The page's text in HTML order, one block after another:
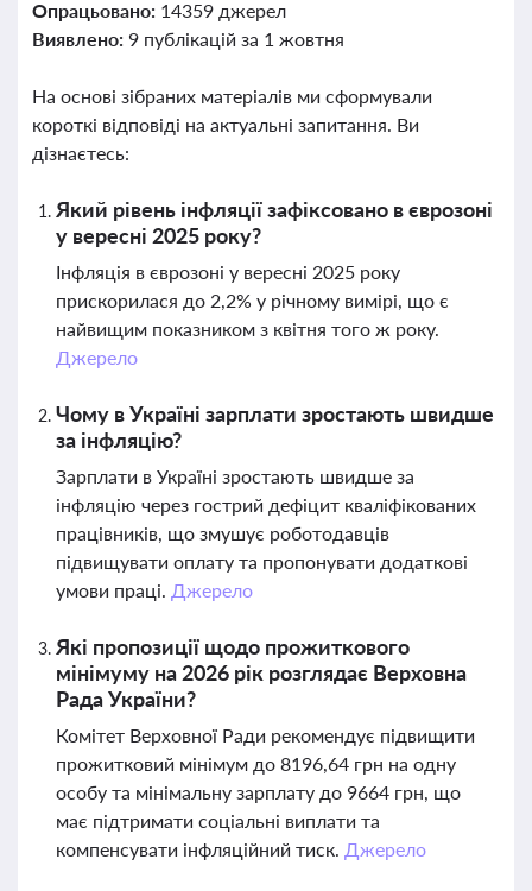
Опрацьовано: 14359 джерел
Виявлено: 9 публікацій за 1 жовтня
На основі зібраних матеріалів ми сформували
короткі відповіді на актуальні запитання. Ви
дізнаєтесь:
Який рівень інфляції зафіксовано в єврозоні
у вересні 2025 року?
Інфляція в єврозоні у вересні 2025 року
прискорилася до 2,2% у річному вимірі, що є
найвищим показником з квітня того ж року.
Джерело
Чому в Україні зарплати зростають швидше
за інфляцію?
Зарплати в Україні зростають швидше за
інфляцію через гострий дефіцит кваліфікованих
працівників, що змушує роботодавців
підвищувати оплату та пропонувати додаткові
умови праці. Джерело
Які пропозиції щодо прожиткового
мінімуму на 2026 рік розглядає Верховна
Рада України?
Комітет Верховної Ради рекомендує підвищити
прожитковий мінімум до 8196,64 грн на одну
особу та мінімальну зарплату до 9664 грн, що
має підтримати соціальні виплати та
компенсувати інфляційний тиск. Джерело